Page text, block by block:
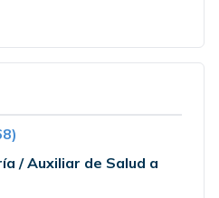
/ Auxiliar de Salud a